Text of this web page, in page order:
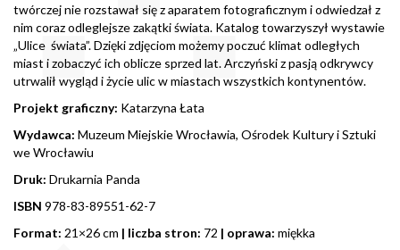
twórczej nie rozstawał się z aparatem fotograficznym i odwiedzał z
nim coraz odleglejsze zakątki świata. Katalog towarzyszył wystawie
„Ulice świata”. Dzięki zdjęciom możemy poczuć klimat odległych
miast i zobaczyć ich oblicze sprzed lat. Arczyński z pasją odkrywcy
utrwalił wygląd i życie ulic w miastach wszystkich kontynentów.
Projekt graficzny: Katarzyna Łata
Wydawca: Muzeum Miejskie Wrocławia, Ośrodek Kultury i Sztuki
we Wrocławiu
Druk: Drukarnia Panda
ISBN 978-83-89551-62-7
Format: 21×26 cm | liczba stron: 72 | oprawa: miękka